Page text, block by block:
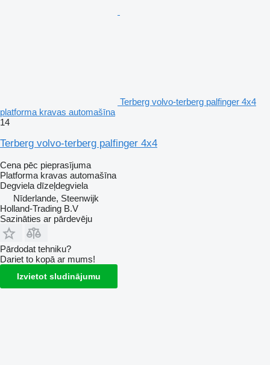
Terberg volvo-terberg palfinger 4x4
platforma kravas automašīna
14
Terberg volvo-terberg palfinger 4x4
Cena pēc pieprasījuma
Platforma kravas automašīna
Degviela dīzeļdegviela
Nīderlande, Steenwijk
Holland-Trading B.V
Sazināties ar pārdevēju
Pārdodat tehniku?
Dariet to kopā ar mums!
Izvietot sludinājumu